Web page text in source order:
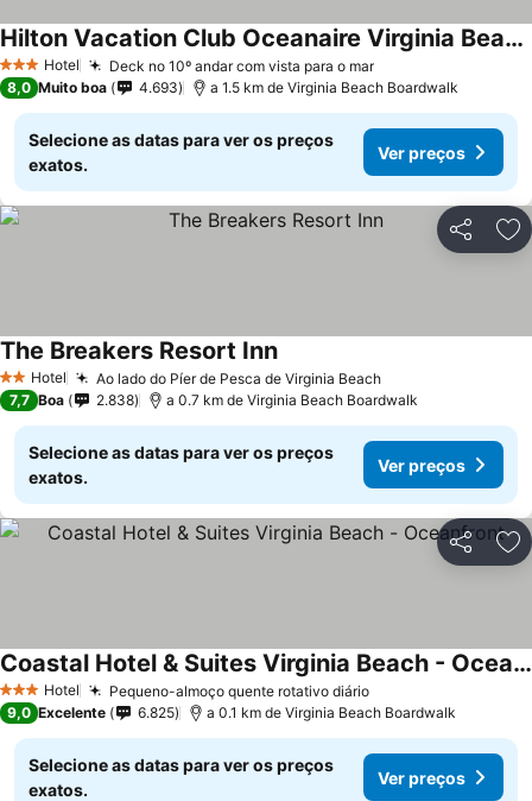
3 EstrelasHotel Deck no 10º andar com vista para o mar
Hilton Vacation Club Oceanaire Virginia Beach
8,0 Muito boa 4.693 a 1.5 km de Virginia Beach Boardwalk
Selecione as datas para ver os preços
exatos.
Ver preços
Partilhar
2 Estrelas
Hotel Ao lado do Píer de Pesca de Virginia Beach
The Breakers Resort Inn
7,7 Boa 2.838 a 0.7 km de Virginia Beach Boardwalk
Selecione as datas para ver os preços
exatos.
Ver preços
Partilhar
3 EstrelasHotel Pequeno-almoço quente rotativo diário
Coastal Hotel & Suites Virginia Beach - Oceanfront
9,0 Excelente 6.825 a 0.1 km de Virginia Beach Boardwalk
Selecione as datas para ver os preços
exatos.
Ver preços